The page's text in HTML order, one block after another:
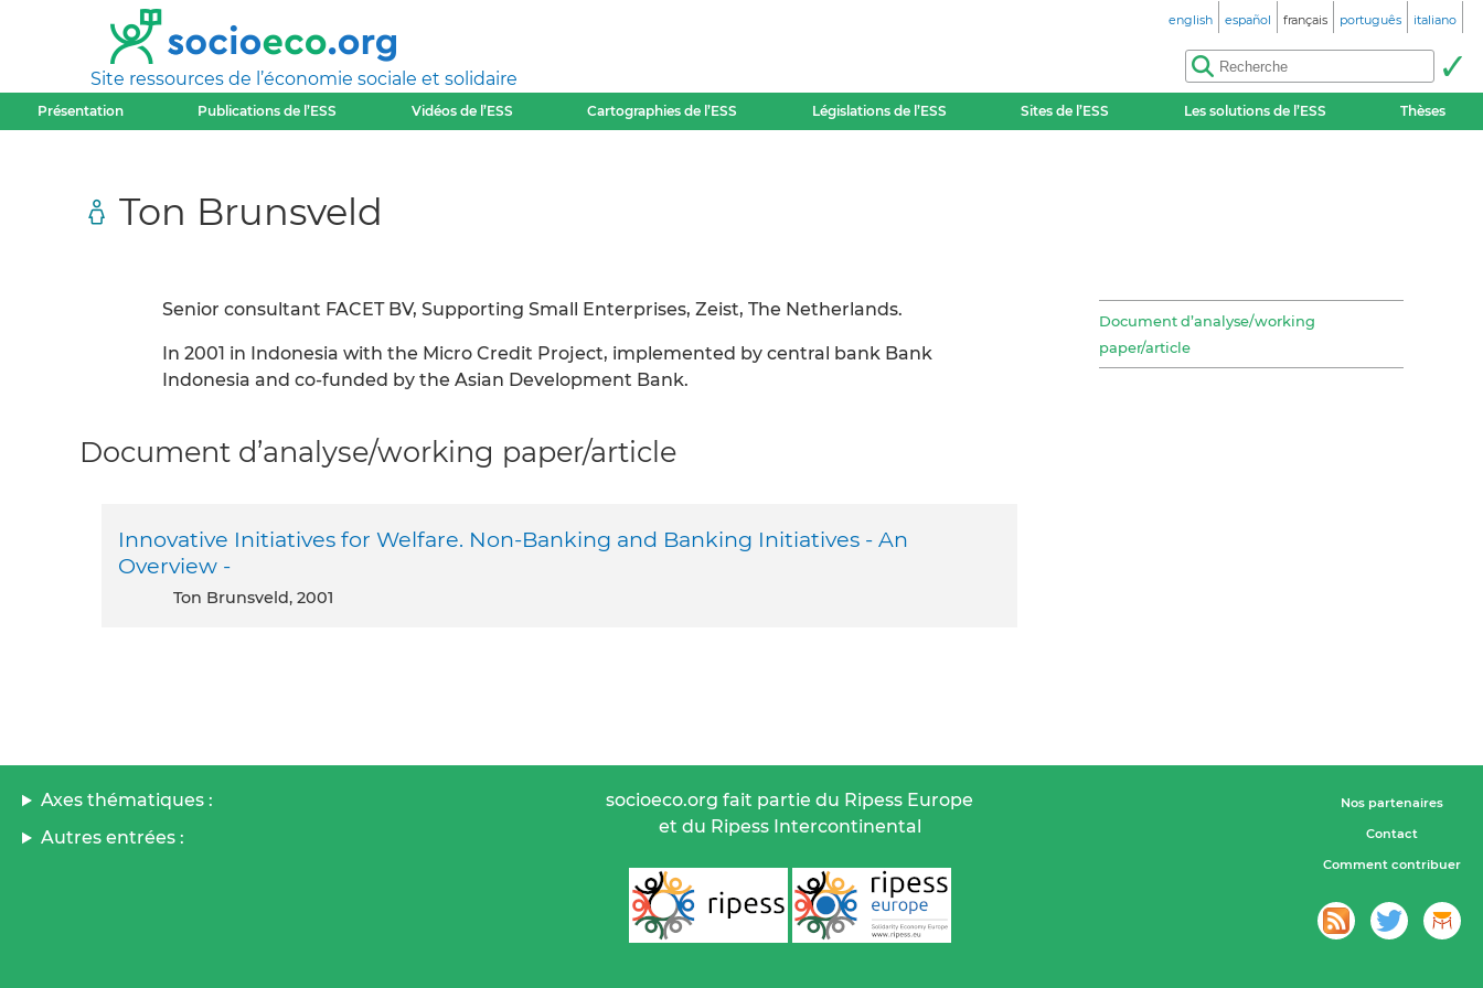
Site ressources de l’économie sociale et solidaire
english español français português italiano
Présentation Publications de l’ESS Vidéos de l’ESS Cartographies de l’ESS Législations de l’ESS Sites de l’ESS Les solutions de l’ESS Thèses
Ton Brunsveld
Senior consultant FACET BV, Supporting Small Enterprises, Zeist, The Netherlands.
In 2001 in Indonesia with the Micro Credit Project, implemented by central bank Bank
Indonesia and co-funded by the Asian Development Bank.
Document d’analyse/working
paper/article
Document d’analyse/working paper/article
Innovative Initiatives for Welfare. Non-Banking and Banking Initiatives - An
Overview -
Ton Brunsveld, 2001
Axes thématiques :
Autres entrées :
socioeco.org fait partie du Ripess Europe
et du Ripess Intercontinental
Nos partenaires
Contact
Comment contribuer